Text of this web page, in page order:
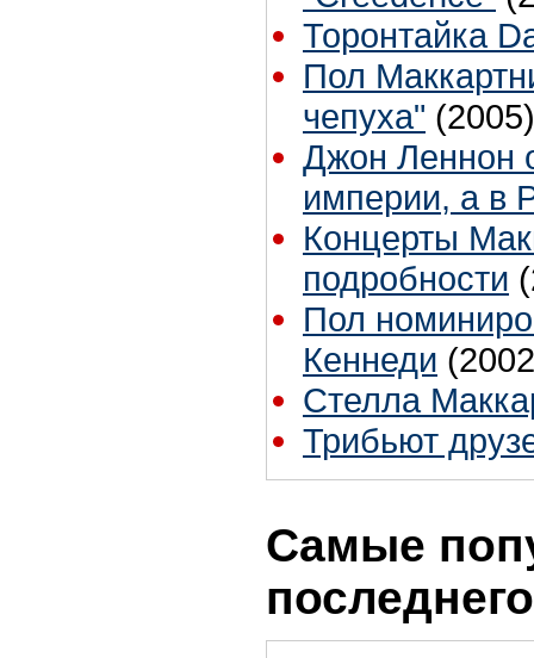
Торонтайка
Пол
чепуха" (2005)
Джон Леннон
империи, а в
Концерты
подробности
Пол
Кеннеди
Стелла
Трибьют
Самые